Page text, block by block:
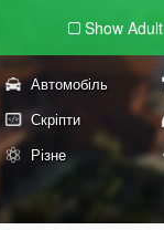
Show Adult
Автомобіль
Скріпти
Різне